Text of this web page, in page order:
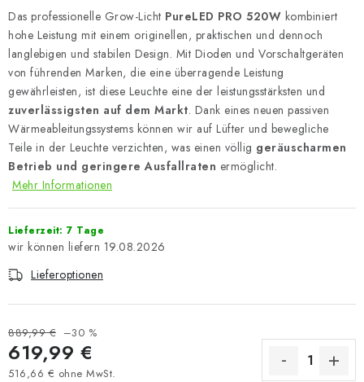
Das professionelle Grow-Licht PureLED PRO 520W kombiniert
hohe Leistung mit einem originellen, praktischen und dennoch
langlebigen und stabilen Design. Mit Dioden und Vorschaltgeräten
von führenden Marken, die eine überragende Leistung
gewährleisten, ist diese Leuchte eine der leistungsstärksten und
zuverlässigsten auf dem Markt. Dank eines neuen passiven
Wärmeableitungssystems können wir auf Lüfter und bewegliche
Teile in der Leuchte verzichten, was einen völlig geräuscharmen
Betrieb und geringere Ausfallraten ermöglicht.
Mehr Informationen
Lieferzeit: 7 Tage
19.08.2026
Lieferoptionen
889,99 € –30 %
619,99 €
516,66 € ohne MwSt.